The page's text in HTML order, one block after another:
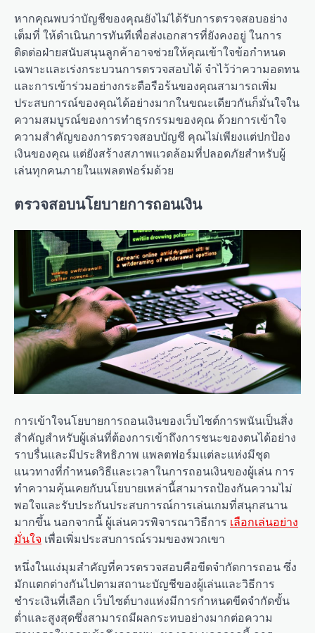
หากคุณพบว่าบัญชีของคุณยังไม่ได้รับการตรวจสอบอย่าง
เต็มที่ ให้ดำเนินการทันทีเพื่อส่งเอกสารที่ยังคงอยู่ ในการ
ติดต่อฝ่ายสนับสนุนลูกค้าอาจช่วยให้คุณเข้าใจข้อกำหนด
เฉพาะและเร่งกระบวนการตรวจสอบได้ จำไว้ว่าความอดทน
และการเข้าร่วมอย่างกระตือรือร้นของคุณสามารถเพิ่ม
ประสบการณ์ของคุณได้อย่างมากในขณะเดียวกันก็มั่นใจใน
ความสมบูรณ์ของการทำธุรกรรมของคุณ ด้วยการเข้าใจ
ความสำคัญของการตรวจสอบบัญชี คุณไม่เพียงแต่ปกป้อง
เงินของคุณ แต่ยังสร้างสภาพแวดล้อมที่ปลอดภัยสำหรับผู้
เล่นทุกคนภายในแพลตฟอร์มด้วย
ตรวจสอบนโยบายการถอนเงิน
การเข้าใจนโยบายการถอนเงินของเว็บไซต์การพนันเป็นสิ่ง
สำคัญสำหรับผู้เล่นที่ต้องการเข้าถึงการชนะของตนได้อย่าง
ราบรื่นและมีประสิทธิภาพ แพลตฟอร์มแต่ละแห่งมีชุด
แนวทางที่กำหนดวิธีและเวลาในการถอนเงินของผู้เล่น การ
ทำความคุ้นเคยกับนโยบายเหล่านี้สามารถป้องกันความไม่
พอใจและรับประกันประสบการณ์การเล่นเกมที่สนุกสนาน
มากขึ้น นอกจากนี้ ผู้เล่นควรพิจารณาวิธีการ เลือกเล่นอย่าง
มั่นใจ เพื่อเพิ่มประสบการณ์รวมของพวกเขา
หนึ่งในแง่มุมสำคัญที่ควรตรวจสอบคือขีดจำกัดการถอน ซึ่ง
มักแตกต่างกันไปตามสถานะบัญชีของผู้เล่นและวิธีการ
ชำระเงินที่เลือก เว็บไซต์บางแห่งมีการกำหนดขีดจำกัดขั้น
ต่ำและสูงสุดซึ่งสามารถมีผลกระทบอย่างมากต่อความ